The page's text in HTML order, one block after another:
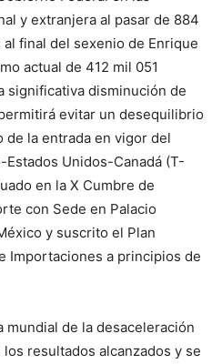
y extranjera al pasar de 884
final del sexenio de Enrique
actual de 412 mil 051
significativa disminución de
evitar un desequilibrio
de la entrada en vigor del
Unidos-Canadá (T-
en la X Cumbre de
con Sede en Palacio
y suscrito el Plan
Importaciones a principios de
mundial de la desaceleración
resultados alcanzados y se